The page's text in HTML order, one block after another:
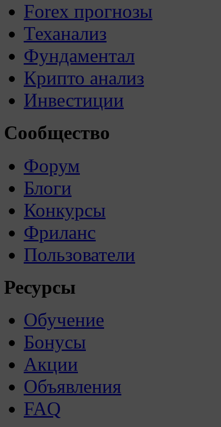
Forex прогнозы
Теханализ
Фундаментал
Крипто анализ
Инвестиции
Сообщество
Форум
Блоги
Конкурсы
Фриланс
Пользователи
Ресурсы
Обучение
Бонусы
Акции
Объявления
FAQ